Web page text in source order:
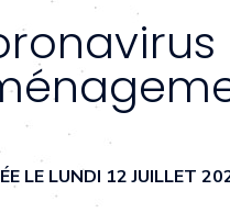
LE LUNDI 12 JUILLET